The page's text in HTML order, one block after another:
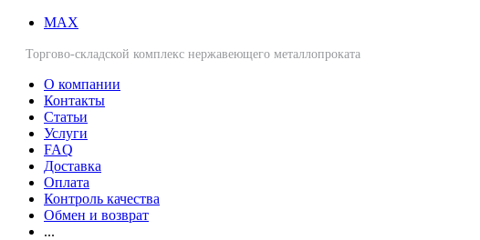
MAX
Торгово-складской комплекс нержавеющего металлопроката
О компании
Контакты
Статьи
Услуги
FAQ
Доставка
Оплата
Контроль качества
Обмен и возврат
...